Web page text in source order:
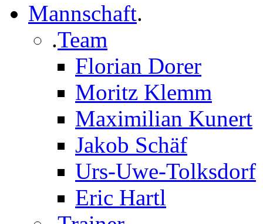
Mannschaft.
.Team
Florian Dorer
Moritz Klemm
Maximilian Kunert
Jakob Schäf
Urs-Uwe-Tolksdorf
Eric Hartl